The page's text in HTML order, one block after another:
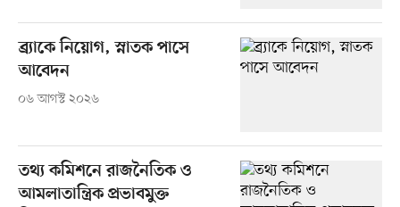
ব্র্যাকে নিয়োগ, স্নাতক পাসে
আবেদন
০৬ আগস্ট ২০২৬
তথ্য কমিশনে রাজনৈতিক ও
আমলাতান্ত্রিক প্রভাবমুক্ত